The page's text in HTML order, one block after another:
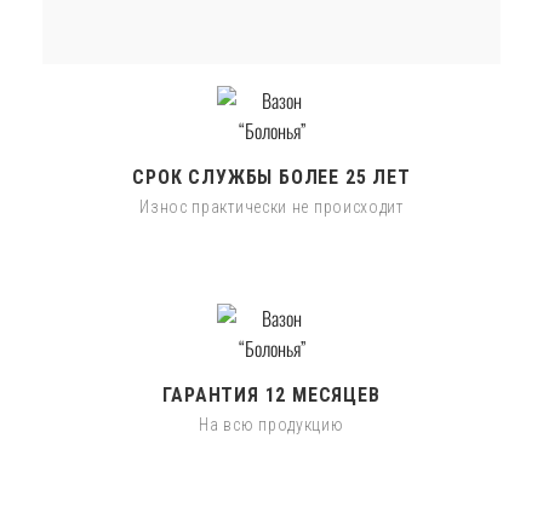
СРОК СЛУЖБЫ БОЛЕЕ 25 ЛЕТ
Износ практически не происходит
ГАРАНТИЯ 12 МЕСЯЦЕВ
На всю продукцию